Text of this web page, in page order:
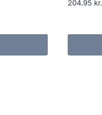
204.95 kr.